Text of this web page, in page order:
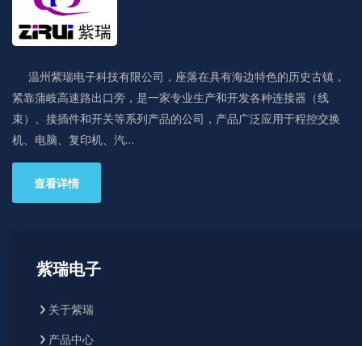
温州紫瑞电子科技有限公司，座落在具有海边特色的历史古镇，
紧靠蒲岐高速路出口旁，是一家专业生产和开发各种连接器（线
束）、接插件和开关等系列产品的公司，产品广泛应用于程控交换
机、电脑、复印机、汽…
查看详情
紫瑞电子
关于紫瑞
产品中心